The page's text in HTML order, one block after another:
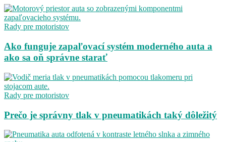
Rady pre motoristov
Ako funguje zapaľovací systém moderného auta a
ako sa oň správne starať
Rady pre motoristov
Prečo je správny tlak v pneumatikách taký dôležitý